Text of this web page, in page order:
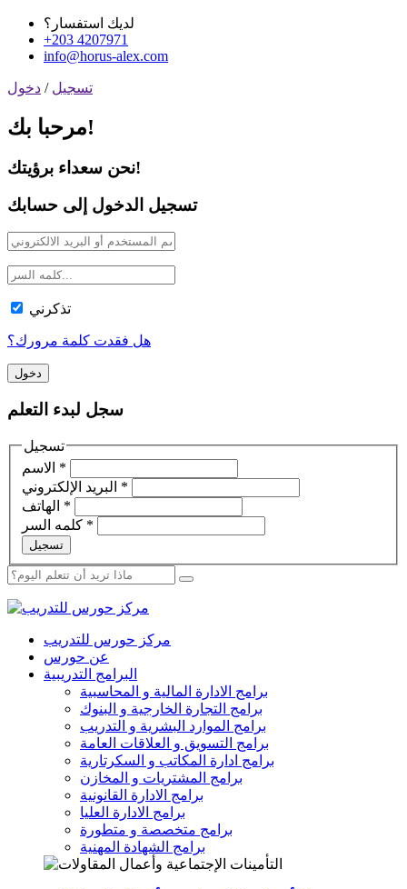
لديك استفسار؟
+203 4207971
info@horus-alex.com
تسجيل / دخول
مرحبا بك!
نحن سعداء برؤيتك!
تسجيل الدخول إلى حسابك
تذكرني
هل فقدت كلمة مرورك؟
سجل لبدء التعلم
تسجيل
*
*
*
*
تسجيل
مركز حورس للتدريب
عن حورس
البرامج التدريبية
برامج الادارة المالية و المحاسبية
برامج التجارة الخارجية و البنوك
برامج الموارد البشرية و التدريب
برامج التسويق و العلاقات العامة
برامج ادارة المكاتب و السكرتارية
برامج المشتريات و المخازن
برامج الادارة القانونية
برامج الادارة العليا
برامج متخصصة و متطورة
برامج الشهادة المهنية